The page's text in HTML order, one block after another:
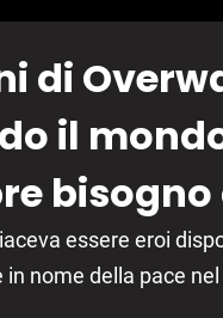
di
il
bisogno
essere eroi
nome della pace